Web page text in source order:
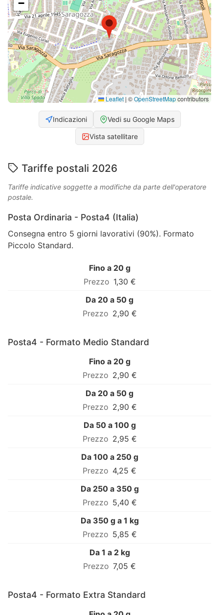
−
Leaflet | ©OpenStreetMapcontributors
Indicazioni Vedi su Google Maps
Vista satellitare
Tariffe postali 2026
Tariffe indicative soggette a modifiche da parte dell'operatore
postale.
Posta Ordinaria - Posta4 (Italia)
Consegna entro 5 giorni lavorativi (90%). Formato
Piccolo Standard.
Fino a 20 g
1,30 €
Da 20 a 50 g
2,90 €
Posta4 - Formato Medio Standard
Fino a 20 g
2,90 €
Da 20 a 50 g
2,90 €
Da 50 a 100 g
2,95 €
Da 100 a 250 g
4,25 €
Da 250 a 350 g
5,40 €
Da 350 g a 1 kg
5,85 €
Da 1 a 2 kg
7,05 €
Posta4 - Formato Extra Standard